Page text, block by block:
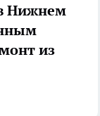
Нижнем
из